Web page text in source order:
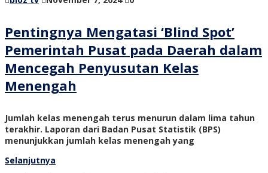
Pentingnya Mengatasi ‘Blind Spot’
Pemerintah Pusat pada Daerah dalam
Mencegah Penyusutan Kelas
Menengah
Jumlah kelas menengah terus menurun dalam lima tahun
terakhir. Laporan dari Badan Pusat Statistik (BPS)
menunjukkan jumlah kelas menengah yang
Selanjutnya